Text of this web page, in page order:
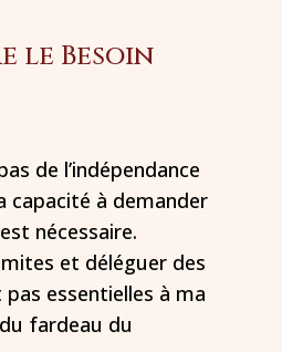
le Besoin
de l’indépendance
capacité à demander
nécessaire.
et déléguer des
essentielles à ma
fardeau du